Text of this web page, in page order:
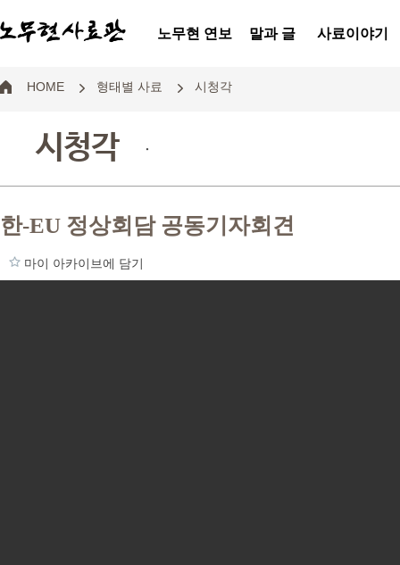
노무현 연보 말과 글 사료이야기
HOME 형태별 사료 시청각
시청각 .
한-EU 정상회담 공동기자회견
마이 아카이브에 담기